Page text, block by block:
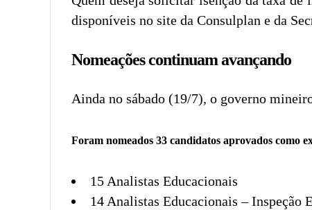
disponíveis no site da Consulplan e da
Nomeações continuam avançando
Ainda no sábado (19/7), o governo
Foram nomeados 33 candidatos aprovados como
15 Analistas Educacionais
14 Analistas Educacionais – Inspeção